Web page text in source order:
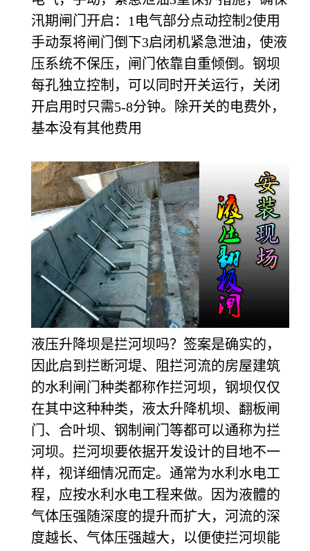
汛期闸门开启：1电气部分点动控制2使用
手动泵将闸门倒下3启闭机紧急泄油，使液
压系统不保压，闸门依靠自重倾倒。钢坝
每孔独立控制，可以同时开关运行，关闭
开启用时只需5-8分钟。除开关的电费外，
基本没有其他费用
液压升降坝是拦河坝吗？签案是确实的，
因此启到拦断河堤、阻拦河流的房屋建筑
的水利闸门种类都称作拦河坝，钢坝仅仅
在其中这种种类，液太升降机坝、翻板闸
门、合叶坝、钢制闸门等都可以通称为拦
河坝。拦河坝要依据开发设计的目地不一
样，视详细情况而定。通常为水利水电工
程，应按水利水电工程来做。因为液體的
气体压强随深度的提升而扩大，河流的深
度越长、气体压强越大，以便使拦河坝能